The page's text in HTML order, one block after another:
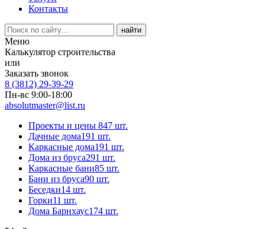
Контакты
Меню
Калькулятор строительства
или
Заказать звонок
8 (3812) 29-39-29
Пн-вс 9:00-18:00
absolutmaster@list.ru
Проекты и цены 847 шт.
Дачные дома191 шт.
Каркасные дома191 шт.
Дома из бруса291 шт.
Каркасные бани85 шт.
Бани из бруса90 шт.
Беседки14 шт.
Горки11 шт.
Дома Барнхаус174 шт.